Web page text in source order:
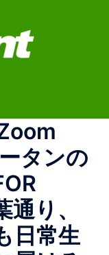
タンの
り、
日常生